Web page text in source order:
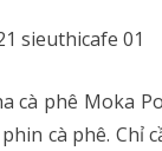
cà phê Moka
cà phê. Chỉ